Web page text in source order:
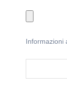
Informazioni